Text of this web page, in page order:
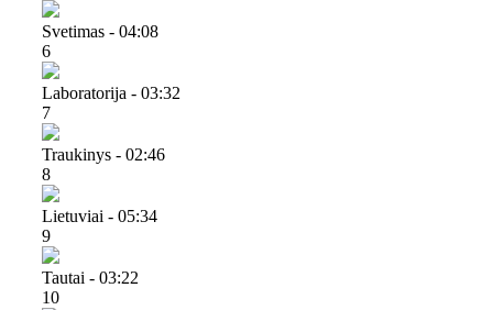
Svetimas - 04:08
6
Laboratorija - 03:32
7
Traukinys - 02:46
8
Lietuviai - 05:34
9
Tautai - 03:22
10